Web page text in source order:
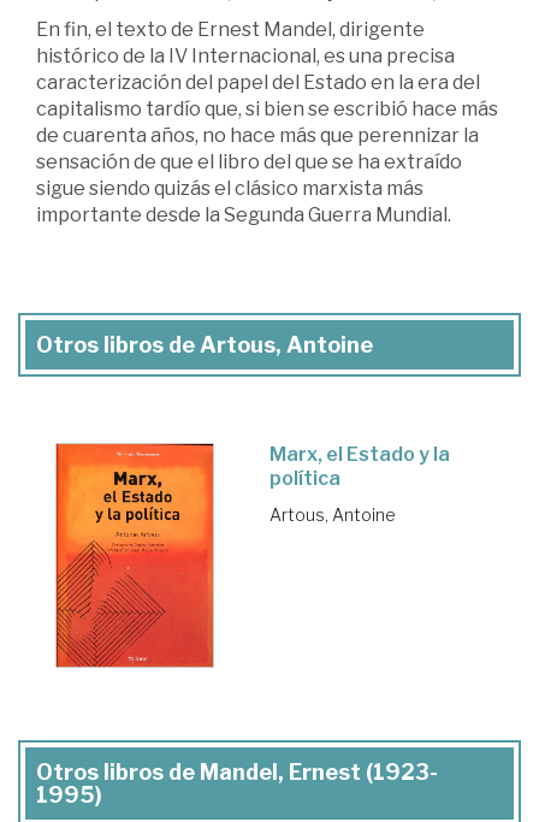
En fin, el texto de Ernest Mandel, dirigente
histórico de la IV Internacional, es una precisa
caracterización del papel del Estado en la era del
capitalismo tardío que, si bien se escribió hace más
de cuarenta años, no hace más que perennizar la
sensación de que el libro del que se ha extraído
sigue siendo quizás el clásico marxista más
importante desde la Segunda Guerra Mundial.
Otros libros de Artous, Antoine
Marx, el Estado y la
política
Artous, Antoine
Otros libros de Mandel, Ernest (1923-
1995)